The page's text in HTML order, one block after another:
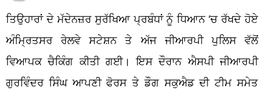
ਤਿਉਹਾਰਾਂ ਦੇ ਮੱਦੇਨਜ਼ਰ ਸੁਰੱਖਿਆ ਪ੍ਰਬੰਧਾਂ ਨੂੰ ਧਿਆਨ‘ਚ ਰੱਖਦੇ ਹੋਏ
ਅੰਮ੍ਰਿਤਸਰ ਰੇਲਵੇ ਸਟੇਸ਼ਨ ਤੇ ਅੱਜ ਜੀਆਰਪੀ ਪੁਲਿਸ ਵੱਲੋਂ
ਵਿਆਪਕ ਚੈਕਿੰਗ ਕੀਤੀ ਗਈ। ਇਸ ਦੌਰਾਨ ਐਸਪੀ ਜੀਆਰਪੀ
ਗੁਰਵਿੰਦਰ ਸਿੰਘ ਆਪਣੀ ਫੋਰਸ ਤੇ ਡੌਗ ਸਕੁਐਡਦੀ ਟੀਮ ਸਮੇਤ